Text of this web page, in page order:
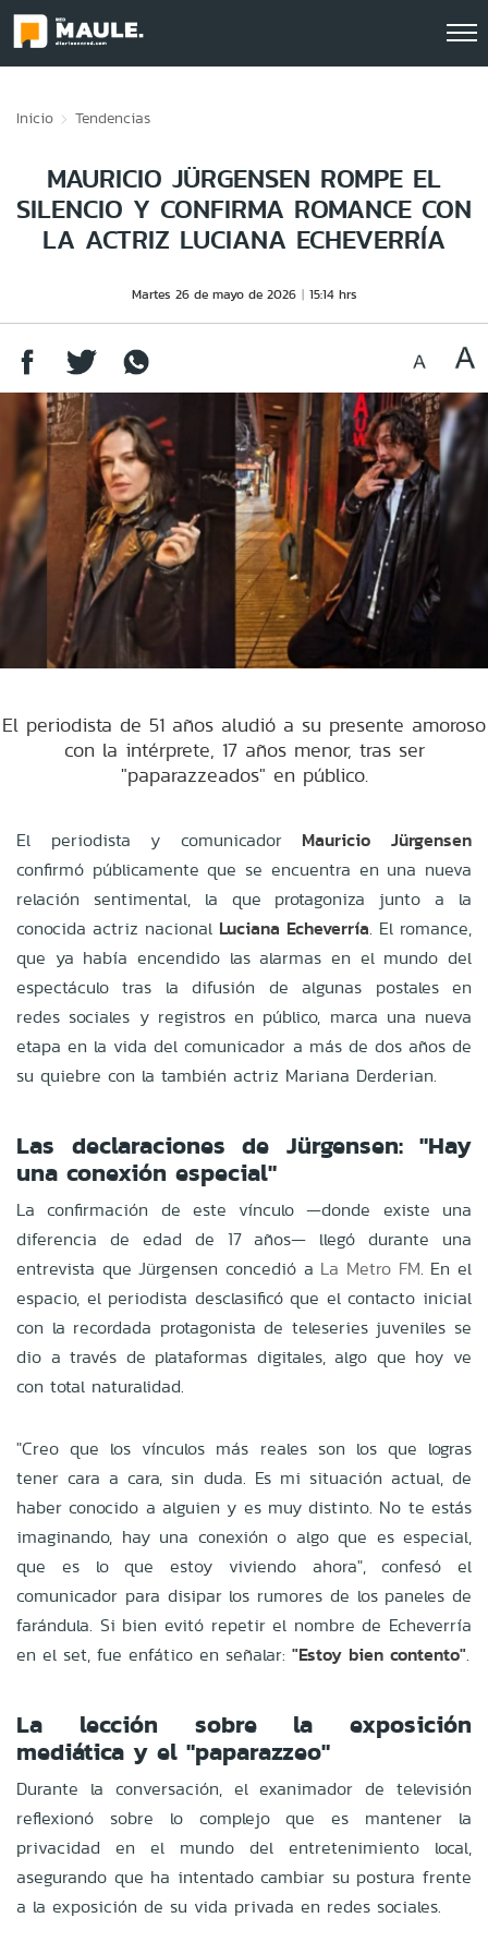
Inicio Tendencias
MAURICIO JÜRGENSEN ROMPE EL
SILENCIO Y CONFIRMA ROMANCE CON
LA ACTRIZ LUCIANA ECHEVERRÍA
Martes 26 de mayo de 2026 15:14 hrs
El periodista de 51 años aludió a su presente amoroso
con la intérprete, 17 años menor, tras ser
"paparazzeados" en público.
El periodista y comunicador Mauricio Jürgensen
confirmó públicamente que se encuentra en una nueva
relación sentimental, la que protagoniza junto a la
conocida actriz nacional Luciana Echeverría. El romance,
que ya había encendido las alarmas en el mundo del
espectáculo tras la difusión de algunas postales en
redes sociales y registros en público, marca una nueva
etapa en la vida del comunicador a más de dos años de
su quiebre con la también actriz Mariana Derderian.
Las declaraciones de Jürgensen: "Hay
una conexión especial"
La confirmación de este vínculo —donde existe una
diferencia de edad de 17 años— llegó durante una
entrevista que Jürgensen concedió a La Metro FM. En el
espacio, el periodista desclasificó que el contacto inicial
con la recordada protagonista de teleseries juveniles se
dio a través de plataformas digitales, algo que hoy ve
con total naturalidad.
"Creo que los vínculos más reales son los que logras
tener cara a cara, sin duda. Es mi situación actual, de
haber conocido a alguien y es muy distinto. No te estás
imaginando, hay una conexión o algo que es especial,
que es lo que estoy viviendo ahora", confesó el
comunicador para disipar los rumores de los paneles de
farándula. Si bien evitó repetir el nombre de Echeverría
en el set, fue enfático en señalar: "Estoy bien contento".
La lección sobre la exposición
mediática y el "paparazzeo"
Durante la conversación, el exanimador de televisión
reflexionó sobre lo complejo que es mantener la
privacidad en el mundo del entretenimiento local,
asegurando que ha intentado cambiar su postura frente
a la exposición de su vida privada en redes sociales.